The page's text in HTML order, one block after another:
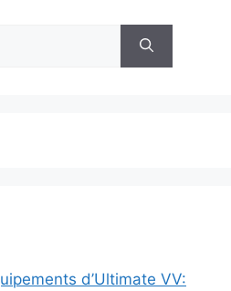
d’Ultimate VV: